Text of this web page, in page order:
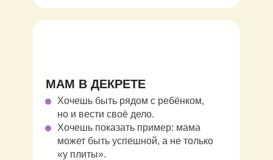
МАМ В ДЕКРЕТЕ
Хочешь быть рядом с ребёнком,
но и вести своё дело.
Хочешь показать пример: мама
может быть успешной, а не только
«у плиты».